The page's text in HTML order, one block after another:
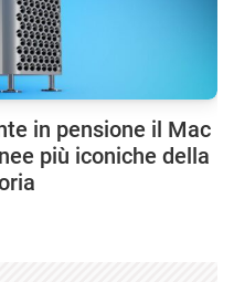
in pensione il Mac
più iconiche della